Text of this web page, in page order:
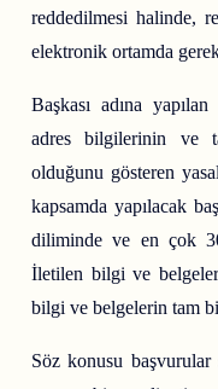
reddedilmesi halinde,
elektronik ortamda
Başkası adına
adres bilgilerinin ve
olduğunu gösteren
kapsamda yapılacak
diliminde ve en çok 30
İletilen bilgi ve
bilgi ve belgelerin tam
Söz konusu